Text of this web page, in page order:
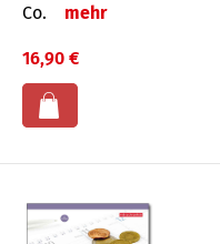
Co.
mehr
16,90 €